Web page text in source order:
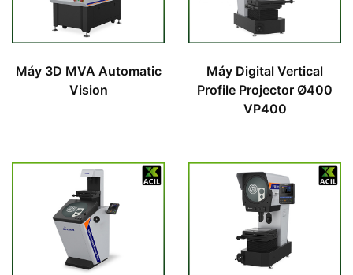
Máy 3D MVA Automatic
Vision
Máy Digital Vertical
Profile Projector Ø400
VP400